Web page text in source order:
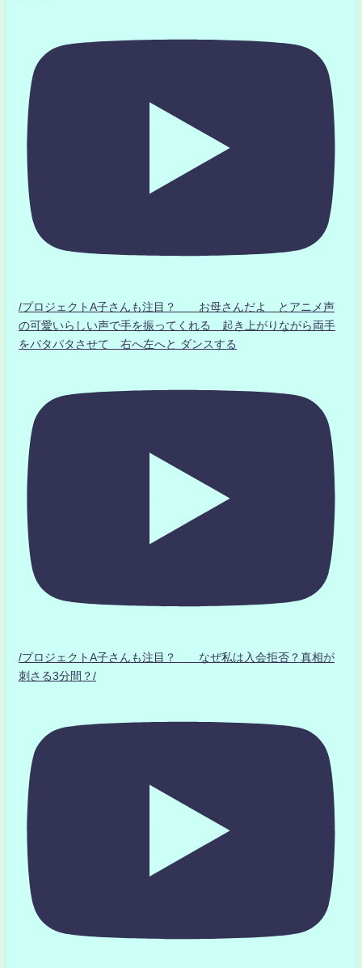
/プロジェクトA子さんも注目？ お母さんだよ とアニメ声
の可愛いらしい声で手を振ってくれる 起き上がりながら両手
をパタパタさせて 右へ左へと ダンスする
/プロジェクトA子さんも注目？ なぜ私は入会拒否？真相が
刺さる3分間？/